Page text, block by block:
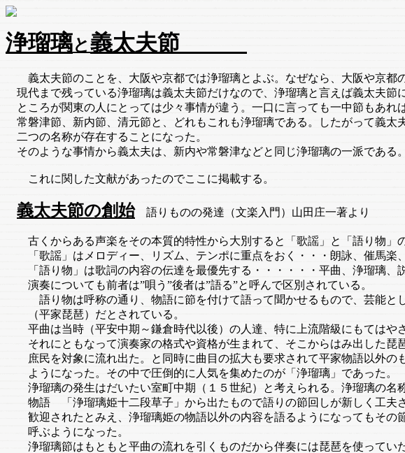
浄瑠璃と義太夫節
義太夫節のことを、大阪や京都では浄瑠璃とよぶ。なぜなら、大阪や京都
現代まで残っている浄瑠璃は義太夫節だけなので、浄瑠璃と言えば義太夫節
ところが関東の人にとっては少々事情が違う。一口に言っても一中節もあれ
常磐津節、新内節、清元節と、どれもこれも浄瑠璃である。したがって義太
二つの名称が存在することになった。
そのような事情から義太夫は、新内や常磐津などと同じ浄瑠璃の一派である。
これに関した文献があったのでここに掲載する。
義太夫節の創始語りものの発達（文楽入門）山田庄一著より
古くからある声楽をその本質的特性から大別すると「歌謡」と「語り物」の
「歌謡」はメロディー、リズム、テンポに重点をおく・・・朗詠、催馬楽
「語り物」は歌詞の内容の伝達を最優先する・・・・・・平曲、浄瑠璃、
演奏についても前者は”唄う”後者は”語る”と呼んで区別されている。
語り物は呼称の通り、物語に節を付けて語って聞かせるもので、芸能と
（平家琵琶）だとされている。
平曲は当時（平安中期～鎌倉時代以後）の人達、特に上流階級にもてはやさ
それにともなって演奏家の格式や資格が生まれて、そこからはみ出した琵
庶民を対象に流れ出た。と同時に曲目の拡大も要求されて平家物語以外の
ようになった。その中で圧倒的に人気を集めたのが「浄瑠璃」であった。
浄瑠璃の発生はだいたい室町中期（１５世紀）と考えられる。浄瑠璃の名
物語 「浄瑠璃姫十二段草子」から出たもので語りの節回しが新しく工夫
歓迎されたとみえ、浄瑠璃姫の物語以外の内容を語るようになってもその
呼ぶようになった。
浄瑠璃節はもともと平曲の流れを引くものだから伴奏には琵琶を使っていた